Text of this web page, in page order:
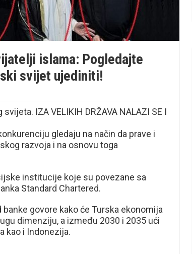
islama: Pogledajte
svijet ujediniti!
IZA VELIKIH DRŽAVA NALAZI SE I
gledaju na način da prave i
razvoja i na osnovu toga
institucije koje su povezane sa
Standard Chartered.
govore kako će Turska ekonomija
dimenziju, a između 2030 i 2035 ući
kao i Indonezija.